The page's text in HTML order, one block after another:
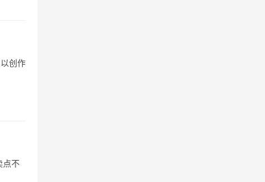
创作
点不